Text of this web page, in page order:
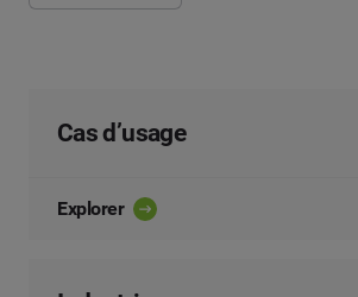
Cas d’usage
Explorer